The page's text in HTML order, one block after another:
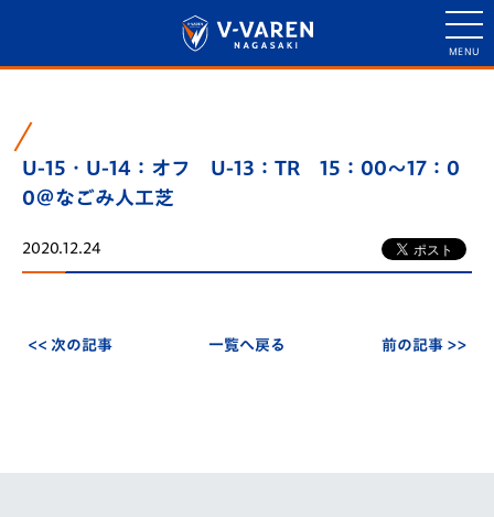
U-15・U-14：オフ U-13：TR 15：00～17：0
0＠なごみ人工芝
2020.12.24
<< 次の記事 一覧へ戻る 前の記事 >>